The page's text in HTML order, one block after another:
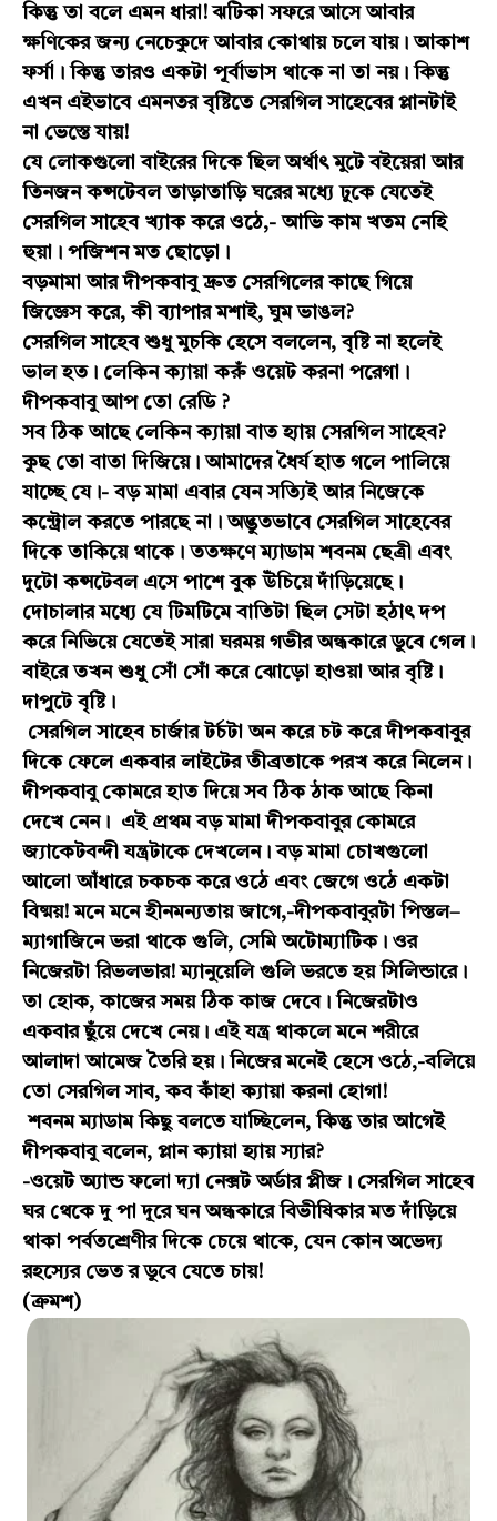
কিন্তু তা বলে এমন ধারা! ঝটিকা সফরে আসে আবার
ক্ষণিকের জন্য নেচেকুদে আবার কোথায় চলে যায়। আকাশ
ফর্সা। কিন্তু তারও একটা পূর্বাভাস থাকে না তা নয়। কিন্তু
এখন এইভাবে এমনতর বৃষ্টিতে সেরগিল সাহেবের প্লানটাই
না ভেস্তে যায়!
যে লোকগুলো বাইরের দিকে ছিল অর্থাৎ মুটে বইয়েরা আর
তিনজন কন্সটেবল তাড়াতাড়ি ঘরের মধ্যে ঢুকে যেতেই
সেরগিল সাহেব খ্যাক করে ওঠে,- আভি কাম খতম নেহি
হুয়া। পজিশন মত ছোড়ো।
বড়মামা আর দীপকবাবু দ্রুত সেরগিলের কাছে গিয়ে
জিজ্ঞেস করে, কী ব্যাপার মশাই, ঘুম ভাঙল?
সেরগিল সাহেব শুধু মুচকি হেসে বললেন, বৃষ্টি না হলেই
ভাল হত। লেকিন ক্যায়া করুঁ ওয়েট করনা পরেগা।
দীপকবাবু আপ তো রেডি ?
সব ঠিক আছে লেকিন ক্যায়া বাত হ্যায় সেরগিল সাহেব?
কুছ তো বাতা দিজিয়ে। আমাদের ধৈর্য হাত গলে পালিয়ে
যাচ্ছে যে।- বড় মামা এবার যেন সত্যিই আর নিজেকে
কন্ট্রোল করতে পারছে না। অদ্ভুতভাবে সেরগিল সাহেবের
দিকে তাকিয়ে থাকে। ততক্ষণে ম্যাডাম শবনম ছেত্রী এবং
দুটো কন্সটেবল এসে পাশে বুক উঁচিয়ে দাঁড়িয়েছে।
দোচালার মধ্যে যে টিমটিমে বাতিটা ছিল সেটা হঠাৎ দপ
করে নিভিয়ে যেতেই সারা ঘরময় গভীর অন্ধকারে ডুবে গেল।
বাইরে তখন শুধু সোঁ সোঁ করে ঝোড়ো হাওয়া আর বৃষ্টি।
দাপুটে বৃষ্টি।
সেরগিল সাহেব চার্জার টর্চটা অন করে চট করে দীপকবাবুর
দিকে ফেলে একবার লাইটের তীব্রতাকে পরখ করে নিলেন।
দীপকবাবু কোমরে হাত দিয়ে সব ঠিক ঠাক আছে কিনা
দেখে নেন। এই প্রথম বড় মামা দীপকবাবুর কোমরে
জ্যাকেটবন্দী যন্ত্রটাকে দেখলেন। বড় মামা চোখগুলো
আলো আঁধারে চকচক করে ওঠে এবং জেগে ওঠে একটা
বিষ্ময়! মনে মনে হীনমন্যতায় জাগে,-দীপকবাবুরটা পিস্তল–
ম্যাগাজিনে ভরা থাকে গুলি, সেমি অটোম্যাটিক। ওর
নিজেরটা রিভলভার! ম্যানুয়েলি গুলি ভরতে হয় সিলিন্ডারে।
তা হোক, কাজের সময় ঠিক কাজ দেবে। নিজেরটাও
একবার ছুঁয়ে দেখে নেয়। এই যন্ত্র থাকলে মনে শরীরে
আলাদা আমেজ তৈরি হয়। নিজের মনেই হেসে ওঠে,-বলিয়ে
তো সেরগিল সাব, কব কাঁহা ক্যায়া করনা হোগা!
শবনম ম্যাডাম কিছু বলতে যাচ্ছিলেন, কিন্তু তার আগেই
দীপকবাবু বলেন, প্লান ক্যায়া হ্যায় স্যার?
-ওয়েট অ্যান্ড ফলো দ্যা নেক্সট অর্ডার প্লীজ। সেরগিল সাহেব
ঘর থেকে দু পা দূরে ঘন অন্ধকারে বিভীষিকার মত দাঁড়িয়ে
থাকা পর্বতশ্রেণীর দিকে চেয়ে থাকে, যেন কোন অভেদ্য
রহস্যের ভেত র ডুবে যেতে চায়!
(ক্রমশ)